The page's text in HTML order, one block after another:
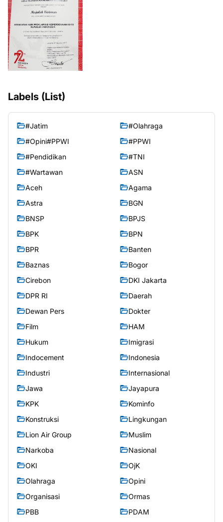
Labels (List)
#Jatim
#Olahraga
#Opini#PPWI
#PPWI
#Pendidikan
#TNI
#Wartawan
ASN
Aceh
Agama
Astra
BGN
BNSP
BPJS
BPK
BPN
BPR
Banten
Baznas
Bogor
Cirebon
DKI Jakarta
DPR RI
Daerah
Dewan Pers
Dokter
Film
HAM
Hukum
Imigrasi
Indocement
Indonesia
Industri
Internasional
Jawa
Jayapura
KPK
Kominfo
Konstruksi
Lingkungan
Lion Air Group
Muslim
Narkoba
Nasional
OKI
OjK
Olahraga
Opini
Organisasi
Ormas
PBB
PDAM